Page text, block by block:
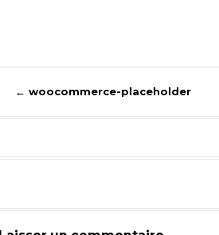
← woocommerce-placeholder